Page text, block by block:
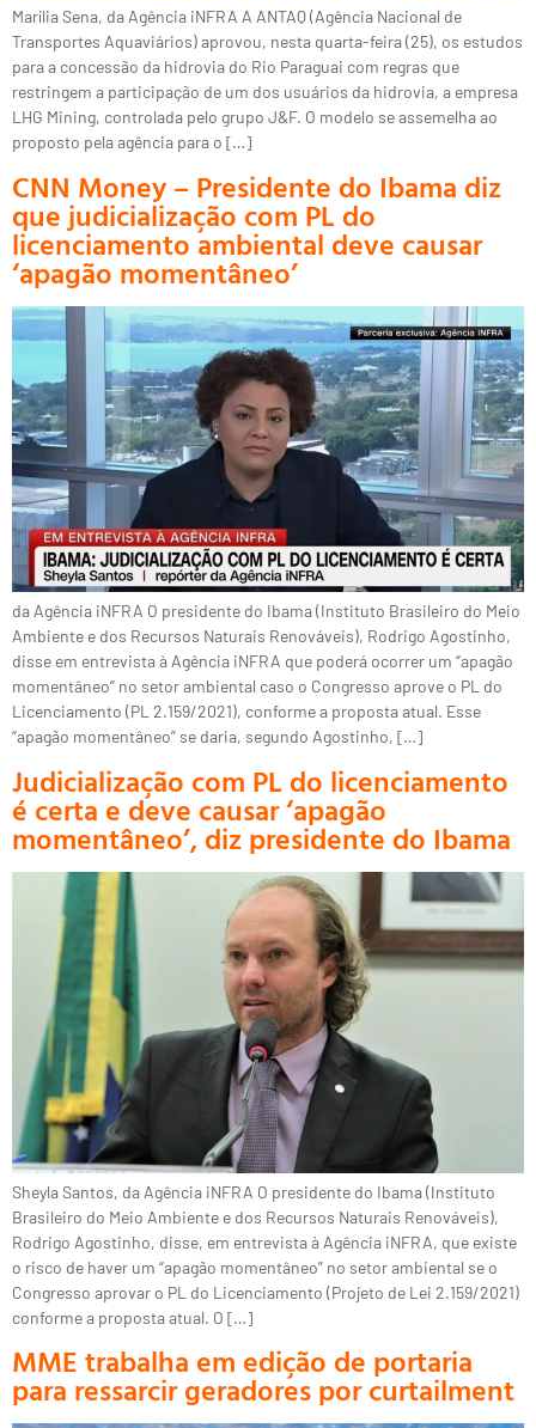
Marília Sena, da Agência iNFRA A ANTAQ (Agência Nacional de
Transportes Aquaviários) aprovou, nesta quarta-feira (25), os estudos
para a concessão da hidrovia do Rio Paraguai com regras que
restringem a participação de um dos usuários da hidrovia, a empresa
LHG Mining, controlada pelo grupo J&F. O modelo se assemelha ao
proposto pela agência para o […]
CNN Money – Presidente do Ibama diz
que judicialização com PL do
licenciamento ambiental deve causar
‘apagão momentâneo’
da Agência iNFRA O presidente do Ibama (Instituto Brasileiro do Meio
Ambiente e dos Recursos Naturais Renováveis), Rodrigo Agostinho,
disse em entrevista à Agência iNFRA que poderá ocorrer um “apagão
momentâneo” no setor ambiental caso o Congresso aprove o PL do
Licenciamento (PL 2.159/2021), conforme a proposta atual. Esse
“apagão momentâneo” se daria, segundo Agostinho, […]
Judicialização com PL do licenciamento
é certa e deve causar ‘apagão
momentâneo’, diz presidente do Ibama
Sheyla Santos, da Agência iNFRA O presidente do Ibama (Instituto
Brasileiro do Meio Ambiente e dos Recursos Naturais Renováveis),
Rodrigo Agostinho, disse, em entrevista à Agência iNFRA, que existe
o risco de haver um “apagão momentâneo” no setor ambiental se o
Congresso aprovar o PL do Licenciamento (Projeto de Lei 2.159/2021)
conforme a proposta atual. O […]
MME trabalha em edição de portaria
para ressarcir geradores por curtailment